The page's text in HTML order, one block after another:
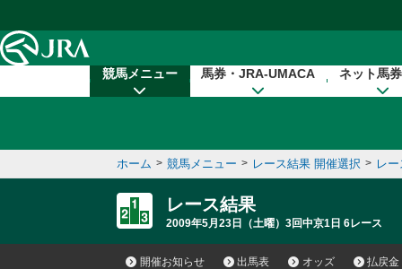
競馬メニュー 馬券・JRA-UMACA ネット馬
ホーム > 競馬メニュー > レース結果 開催選択 > レ
レース結果
2009年5月23日（土曜）3回中京1日 6レース
開催お知らせ 出馬表 オッズ 払戻金